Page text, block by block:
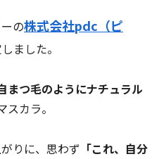
の株式会社pdc（ピ
ました。
まつ毛のようにナチュラル
カラ。
りに、思わず 「これ、自分